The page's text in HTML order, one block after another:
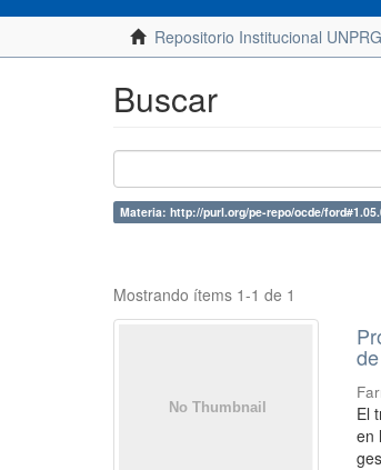
Repositorio Institucional UNPRG
Buscar
Materia: http://purl.org/pe-repo/ocde/
Mostrando ítems 1-1 de 1
El
en